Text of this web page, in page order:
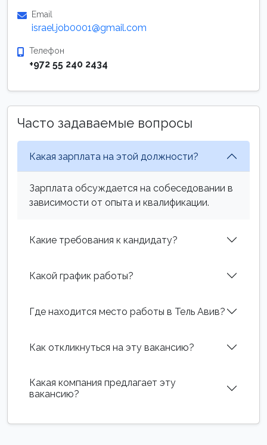
Email
israel.job0001@gmail.com
Телефон
+972 55 240 2434
Часто задаваемые вопросы
Какая зарплата на этой должности?
Зарплата обсуждается на собеседовании в
зависимости от опыта и квалификации.
Какие требования к кандидату?
Какой график работы?
Где находится место работы в Тель Авив?
Как откликнуться на эту вакансию?
Какая компания предлагает эту
вакансию?